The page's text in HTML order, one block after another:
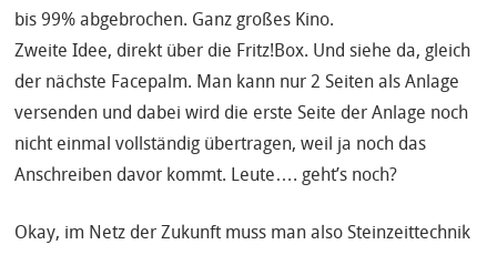
bis 99% abgebrochen. Ganz großes Kino.
Zweite Idee, direkt über die Fritz!Box. Und siehe da, gleich
der nächste Facepalm. Man kann nur 2 Seiten als Anlage
versenden und dabei wird die erste Seite der Anlage noch
nicht einmal vollständig übertragen, weil ja noch das
Anschreiben davor kommt. Leute…. geht’s noch?
Okay, im Netz der Zukunft muss man also Steinzeittechnik